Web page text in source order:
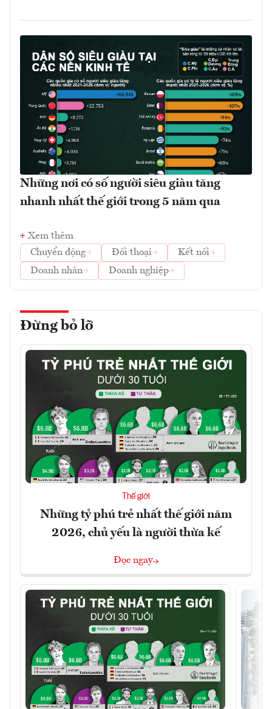
Những nơi có số người siêu giàu tăng
nhanh nhất thế giới trong 5 năm qua
Xem thêm
Chuyển động
Đối thoại
Kết nối
Doanh nhân
Doanh nghiệp
Đừng bỏ lỡ
Thế giới
Những tỷ phú trẻ nhất thế giới năm
2026, chủ yếu là người thừa kế
Đọc ngay